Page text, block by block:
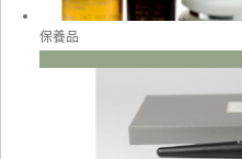
保養品